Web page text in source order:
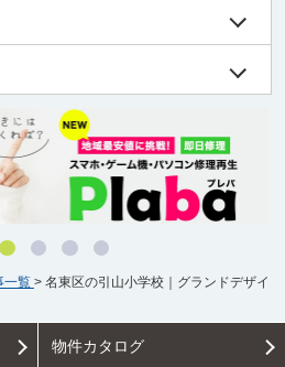
一覧 > 名東区の引山小学校｜グランドデザイ
物件カタログ